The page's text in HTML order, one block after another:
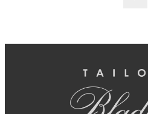
ペ